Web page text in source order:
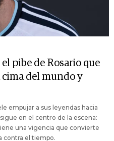
pibe de Rosario que
cima del mundo y
empujar a sus leyendas hacia
en el centro de la escena:
una vigencia que convierte
contra el tiempo.